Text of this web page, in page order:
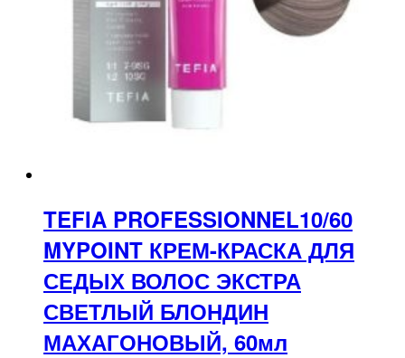
TEFIA PROFESSIONNEL10/60
MYPOINT КРЕМ-КРАСКА ДЛЯ
СЕДЫХ ВОЛОС ЭКСТРА
СВЕТЛЫЙ БЛОНДИН
МАХАГОНОВЫЙ, 60мл